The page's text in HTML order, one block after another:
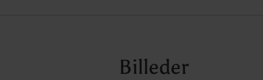
Billeder